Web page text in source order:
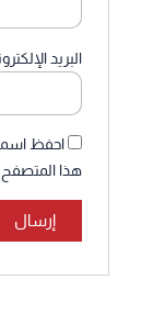
البريد
احفظ
هذا المتصفح